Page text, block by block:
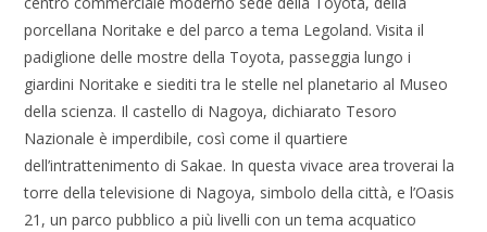
porcellana Noritake e del parco a tema Legoland. Visita il
padiglione delle mostre della Toyota, passeggia lungo i
giardini Noritake e siediti tra le stelle nel planetario al Museo
della scienza. Il castello di Nagoya, dichiarato Tesoro
Nazionale è imperdibile, così come il quartiere
dell’intrattenimento di Sakae. In questa vivace area troverai la
torre della televisione di Nagoya, simbolo della città, e l’Oasis
21, un parco pubblico a più livelli con un tema acquatico